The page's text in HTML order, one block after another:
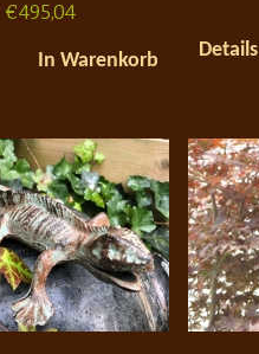
€495,04
In Warenkorb
Details